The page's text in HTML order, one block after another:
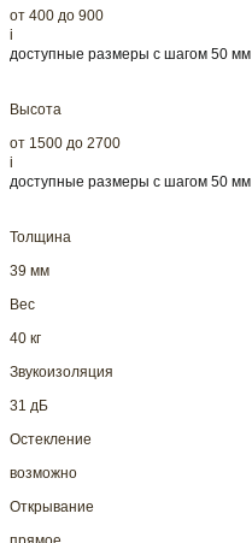
от 400 до 900
i
доступные размеры с шагом 50 мм
Высота
от 1500 до 2700
i
доступные размеры с шагом 50 мм
Толщина
39 мм
Вес
40 кг
Звукоизоляция
31 дБ
Остекление
возможно
Открывание